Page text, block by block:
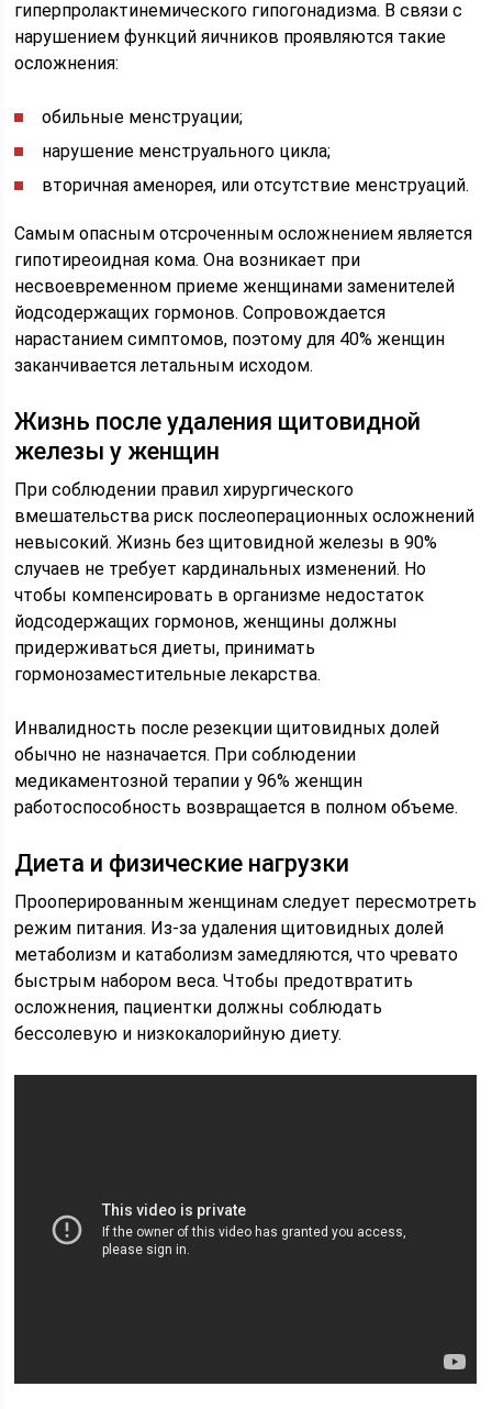
гиперпролактинемического гипогонадизма. В связи с
нарушением функций яичников проявляются такие
осложнения:
обильные менструации;
нарушение менструального цикла;
вторичная аменорея, или отсутствие менструаций.
Самым опасным отсроченным осложнением является
гипотиреоидная кома. Она возникает при
несвоевременном приеме женщинами заменителей
йодсодержащих гормонов. Сопровождается
нарастанием симптомов, поэтому для 40% женщин
заканчивается летальным исходом.
Жизнь после удаления щитовидной
железы у женщин
При соблюдении правил хирургического
вмешательства риск послеоперационных осложнений
невысокий. Жизнь без щитовидной железы в 90%
случаев не требует кардинальных изменений. Но
чтобы компенсировать в организме недостаток
йодсодержащих гормонов, женщины должны
придерживаться диеты, принимать
гормонозаместительные лекарства.
Инвалидность после резекции щитовидных долей
обычно не назначается. При соблюдении
медикаментозной терапии у 96% женщин
работоспособность возвращается в полном объеме.
Диета и физические нагрузки
Прооперированным женщинам следует пересмотреть
режим питания. Из-за удаления щитовидных долей
метаболизм и катаболизм замедляются, что чревато
быстрым набором веса. Чтобы предотвратить
осложнения, пациентки должны соблюдать
бессолевую и низкокалорийную диету.